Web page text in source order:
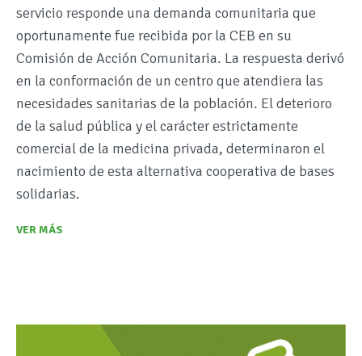
servicio responde una demanda comunitaria que
oportunamente fue recibida por la CEB en su
Comisión de Acción Comunitaria. La respuesta derivó
en la conformación de un centro que atendiera las
necesidades sanitarias de la población. El deterioro
de la salud pública y el carácter estrictamente
comercial de la medicina privada, determinaron el
nacimiento de esta alternativa cooperativa de bases
solidarias.
VER MÁS